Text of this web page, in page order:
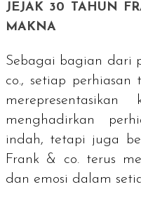
JEJAK 30 TAHUN
MAKNA
Sebagai bagian dari
co., setiap perhiasan
menghadirkan
indah, tetapi juga
Frank & co. terus
dan emosi dalam